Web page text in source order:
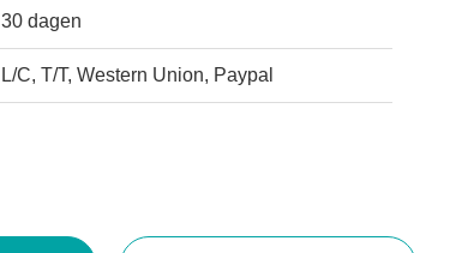
30 dagen
L/C, T/T, Western Union, Paypal